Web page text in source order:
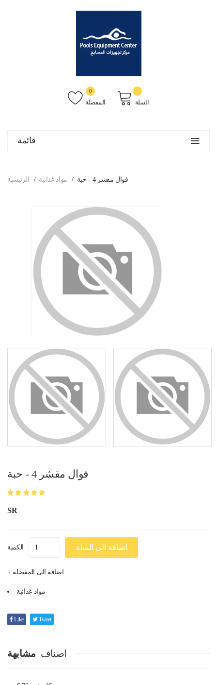
المفضلة
0
السلة
قائمة
الرئيسية مواد غذائية فوال مقشر 4 - حبة
فوال مقشر 4 - حبة
SR
الكمية اضافة الى السلة
+ اضافة الى المفضلة
مواد غذائية
Like Tweet
اصناف مشابهة